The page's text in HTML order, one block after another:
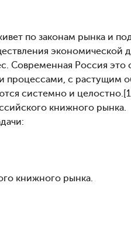
по законам рынка и
экономической
Современная Россия
процессами, с растущим
системно и
книжного рынка.
книжного рынка.